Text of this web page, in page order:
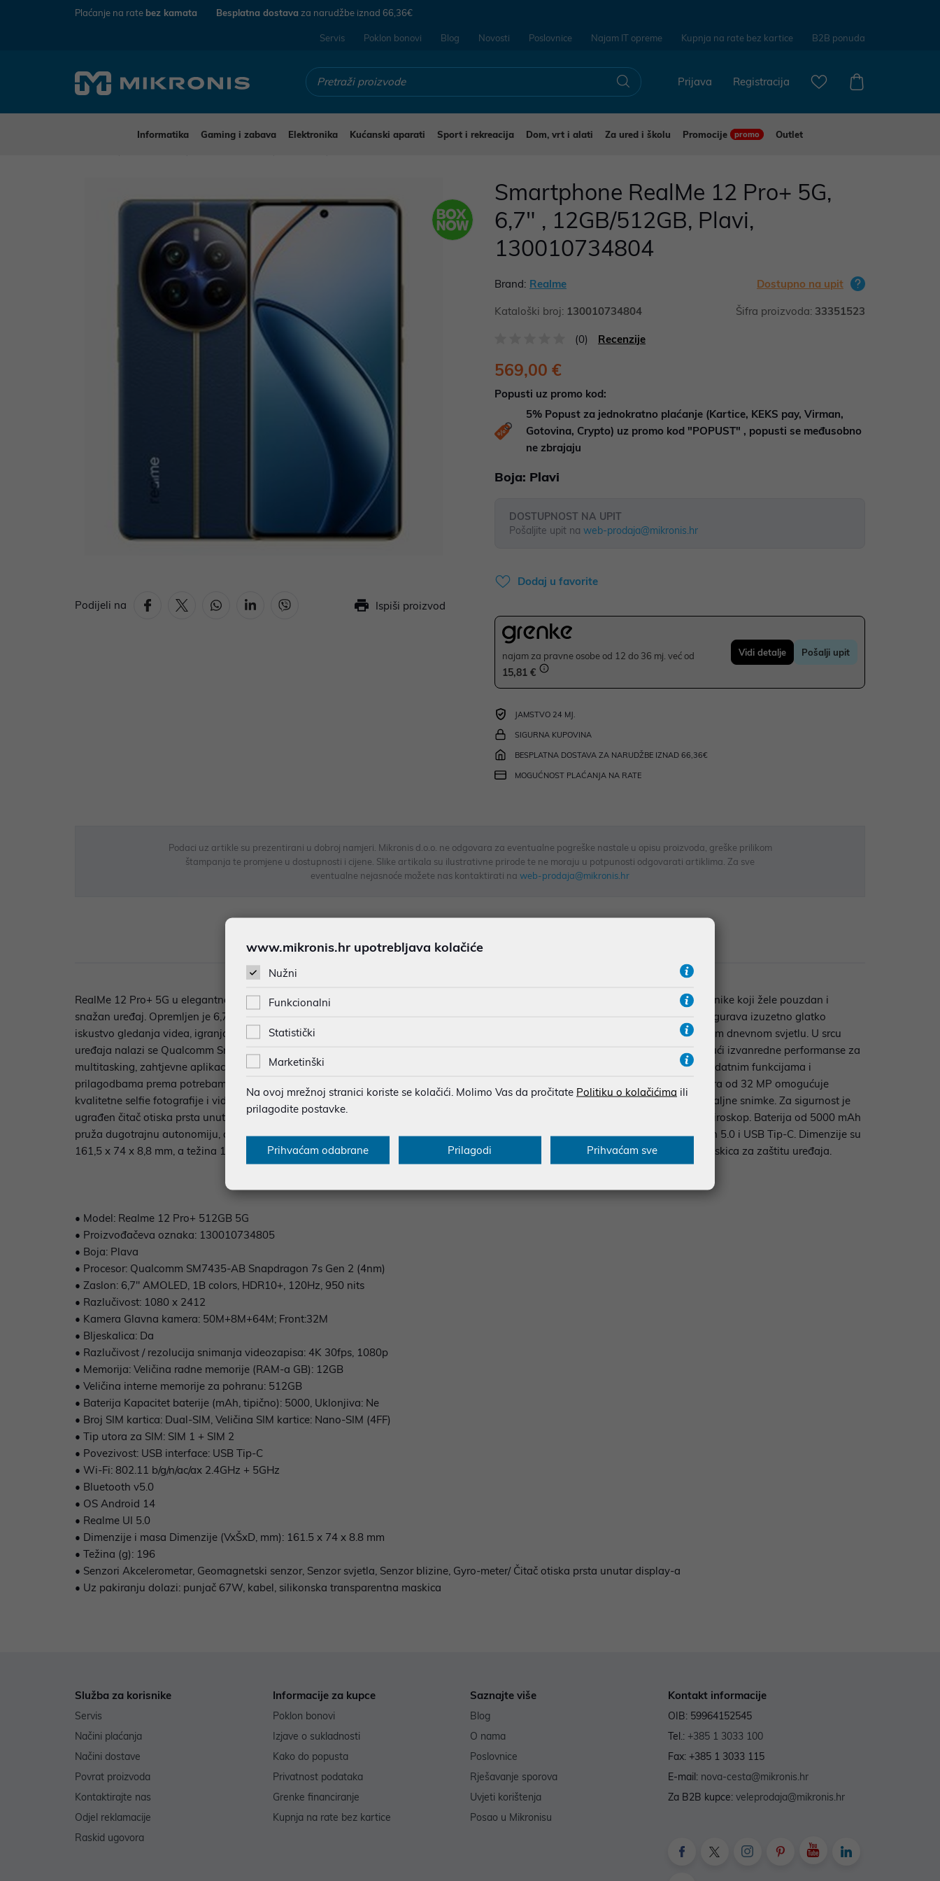
Plaćanje na rate bez kamata Besplatna dostava za narudžbe iznad 66,36€
Servis Poklon bonovi Blog Novosti Poslovnice Najam IT opreme Kupnja na rate bez kartice B2B ponuda
Registracija
Prijava
Informatika Gaming i zabava Elektronika Kućanski aparati Sport i rekreacija Dom, vrt i alati Za ured i školu Promocije promo
Outlet
Podijeli na Ispiši proizvod
Smartphone RealMe 12 Pro+ 5G,
6,7" , 12GB/512GB, Plavi,
130010734804
Brand: Realme Dostupno na upit
Kataloški broj: 130010734804 Šifra proizvoda: 33351523
(0) Recenzije
569,00 €
Popusti uz promo kod:
5% Popust za jednokratno plaćanje (Kartice, KEKS pay, Virman,
Gotovina, Crypto) uz promo kod "POPUST" , popusti se međusobno
ne zbrajaju
Boja: Plavi
DOSTUPNOST NA UPIT
Pošaljite upit na web-prodaja@mikronis.hr
Dodaj u favorite
najam za pravne osobe od 12 do 36 mj. već od
15,81 €
Vidi detalje Pošalji upit
JAMSTVO 24 MJ.
SIGURNA KUPOVINA
BESPLATNA DOSTAVA ZA NARUDŽBE IZNAD 66,36€
MOGUĆNOST PLAĆANJA NA RATE
Podaci uz artikle su prezentirani u dobroj namjeri. Mikronis d.o.o. ne odgovara za eventualne pogreške nastale u opisu proizvoda, greške prilikom
štampanja te promjene u dostupnosti i cijene. Slike artikala su ilustrativne prirode te ne moraju u potpunosti odgovarati artiklima. Za sve
eventualne nejasnoće možete nas kontaktirati na web-prodaja@mikronis.hr
Opis Specifikacija Raspoloživost
RealMe 12 Pro+ 5G u elegantnoj plavoj boji donosi impresivne performanse, prostranu memoriju i vrhunske kamere, idealne za korisnike koji žele pouzdan i
snažan uređaj. Opremljen je 6,7-inčnim AMOLED zaslonom s podrškom za milijardu boja, HDR10+ i osvježavanje od 120 Hz, što osigurava izuzetno glatko
iskustvo gledanja videa, igranja i pregledavanja sadržaja. Zaslon nudi svjetlinu do 950 nita, što omogućuje dobru vidljivost i na jakom dnevnom svjetlu. U srcu
uređaja nalazi se Qualcomm Snapdragon 7s Gen 2 procesor (4 nm) u kombinaciji s 12 GB RAM-a i 512 GB interne memorije, pružajući izvanredne performanse za
multitasking, zahtjevne aplikacije i igre. Operativni sustav Android 14 s Realme UI 5.0 osigurava responzivno i intuitivno sučelje s dodatnim funkcijama i
prilagodbama prema potrebama korisnika. Trostruka stražnja kamera uključuje 50 MP glavnu, 8 MP i 64 MP leću, dok prednja kamera od 32 MP omogućuje
kvalitetne selfie fotografije i video pozive. Snimanje videozapisa moguće je u 4K pri 30 fps ili u FullHD rezoluciji, pružajući oštre i detaljne snimke. Za sigurnost je
ugrađen čitač otiska prsta unutar zaslona, a uređaj posjeduje i akcelerometar, geomagnetski senzor, senzor svjetla, senzor blizine i žiroskop. Baterija od 5000 mAh
pruža dugotrajnu autonomiju, a punjač od 67 W omogućuje brzo punjenje. RealMe 12 Pro+ 5G podržava Dual-SIM, Wi-Fi, Bluetooth 5.0 i USB Tip-C. Dimenzije su
161,5 x 74 x 8,8 mm, a težina 196 g, što ga čini praktičnim za svakodnevno korištenje. U paketu dolaze punjač, kabel i silikonska maskica za zaštitu uređaja.
• Model: Realme 12 Pro+ 512GB 5G
• Proizvođačeva oznaka: 130010734805
• Boja: Plava
• Procesor: Qualcomm SM7435-AB Snapdragon 7s Gen 2 (4nm)
• Zaslon: 6,7" AMOLED, 1B colors, HDR10+, 120Hz, 950 nits
• Razlučivost: 1080 x 2412
• Kamera Glavna kamera: 50M+8M+64M; Front:32M
• Bljeskalica: Da
• Razlučivost / rezolucija snimanja videozapisa: 4K 30fps, 1080p
• Memorija: Veličina radne memorije (RAM-a GB): 12GB
• Veličina interne memorije za pohranu: 512GB
• Baterija Kapacitet baterije (mAh, tipično): 5000, Uklonjiva: Ne
• Broj SIM kartica: Dual-SIM, Veličina SIM kartice: Nano-SIM (4FF)
• Tip utora za SIM: SIM 1 + SIM 2
• Povezivost: USB interface: USB Tip-C
• Wi-Fi: 802.11 b/g/n/ac/ax 2.4GHz + 5GHz
• Bluetooth v5.0
• OS Android 14
• Realme UI 5.0
• Dimenzije i masa Dimenzije (VxŠxD, mm): 161.5 x 74 x 8.8 mm
• Težina (g): 196
• Senzori Akcelerometar, Geomagnetski senzor, Senzor svjetla, Senzor blizine, Gyro-meter/ Čitač otiska prsta unutar display-a
• Uz pakiranju dolazi: punjač 67W, kabel, silikonska transparentna maskica
Služba za korisnike
Servis
Načini plaćanja
Načini dostave
Povrat proizvoda
Kontaktirajte nas
Odjel reklamacije
Raskid ugovora
Informacije za kupce
Poklon bonovi
Izjave o sukladnosti
Kako do popusta
Privatnost podataka
Grenke financiranje
Kupnja na rate bez kartice
Saznajte više
Blog
O nama
Poslovnice
Rješavanje sporova
Uvjeti korištenja
Posao u Mikronisu
Kontakt informacije
OIB: 59964152545
Tel.: +385 1 3033 100
Fax: +385 1 3033 115
E-mail: nova-cesta@mikronis.hr
Za B2B kupce: veleprodaja@mikronis.hr
www.mikronis.hr upotrebljava kolačiće
Nužni
Funkcionalni
Statistički
Marketinški
Na ovoj mrežnoj stranici koriste se kolačići. Molimo Vas da pročitate Politiku o kolačićima ili
prilagodite postavke.
Prihvaćam odabrane Prilagodi Prihvaćam sve